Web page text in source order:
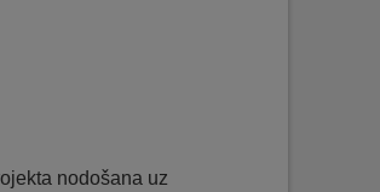
nodošana uz